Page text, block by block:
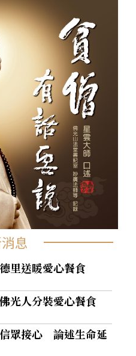
息
里送暖愛心餐食
光人分裝愛心餐食
眾接心 論述生命延